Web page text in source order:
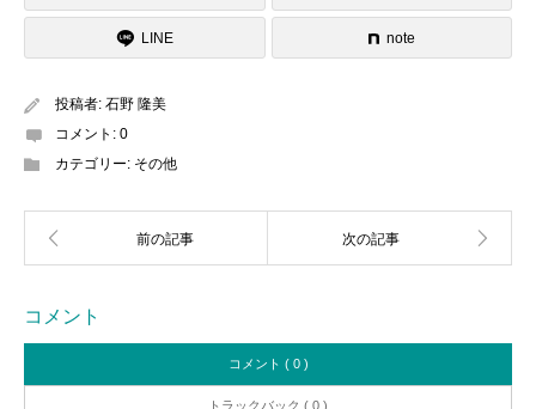
LINE note
投稿者: 石野 隆美
コメント: 0
カテゴリー: その他
コメント
コメント ( 0 )
トラックバック ( 0 )